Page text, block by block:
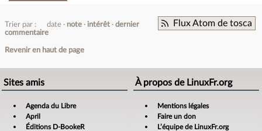
Flux Atom de tosca
Trier par : date note intérêt
dernier
commentaire
Revenir en haut de page
Sites amis
Agenda du Libre
April
Éditions D-BookeR
À propos de LinuxFr.org
Mentions légales
Faire un don
L’équipe de LinuxFr.org